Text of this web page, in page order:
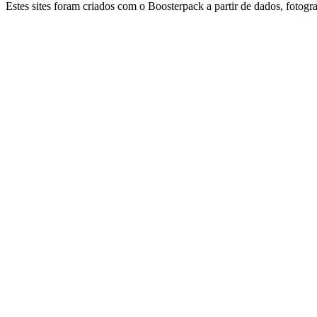
Estes sites foram criados com o Boosterpack a partir de dados,